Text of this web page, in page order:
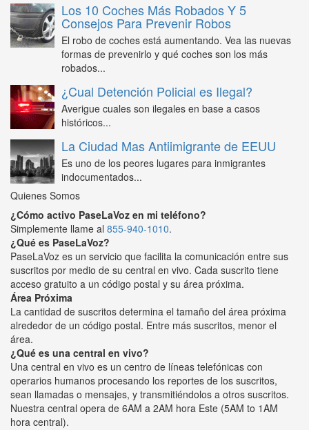
Los 10 Coches Más Robados Y 5
Consejos Para Prevenir Robos
El robo de coches está aumentando. Vea las nuevas
formas de prevenirlo y qué coches son los más
robados...
¿Cual Detención Policial es Ilegal?
Averigue cuales son ilegales en base a casos
históricos...
La Ciudad Mas Antiimigrante de EEUU
Es uno de los peores lugares para inmigrantes
indocumentados...
Quienes Somos
¿Cómo activo PaseLaVoz en mi teléfono?
Simplemente llame al 855-940-1010.
¿Qué es PaseLaVoz?
PaseLaVoz es un servicio que facilita la comunicación entre sus
suscritos por medio de su central en vivo. Cada suscrito tiene
acceso gratuito a un código postal y su área próxima.
Área Próxima
La cantidad de suscritos determina el tamaño del área próxima
alrededor de un código postal. Entre más suscritos, menor el
área.
¿Qué es una central en vivo?
Una central en vivo es un centro de líneas telefónicas con
operarios humanos procesando los reportes de los suscritos,
sean llamadas o mensajes, y transmitiéndolos a otros suscritos.
Nuestra central opera de 6AM a 2AM hora Este (5AM to 1AM
hora central).